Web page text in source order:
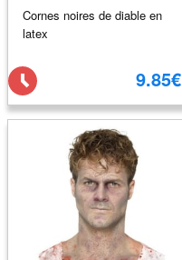
Cornes noires de diable en
latex
9.85€